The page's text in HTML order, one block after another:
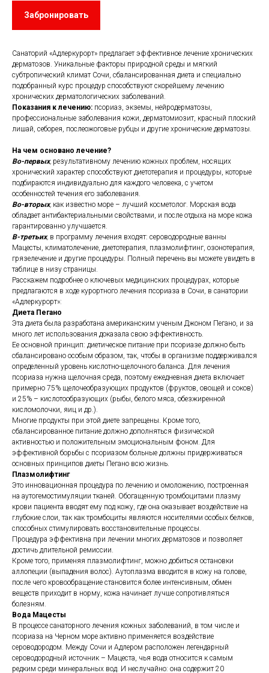
Забронировать
Санаторий «Адлеркурорт» предлагает эффективное лечение хронических
дерматозов. Уникальные факторы природной среды и мягкий
субтропический климат Сочи, сбалансированная диета и специально
подобранный курс процедур способствуют скорейшему лечению
хронических дерматологических заболеваний.
Показания к лечению: псориаз, экземы, нейродерматозы,
профессиональные заболевания кожи, дерматомиозит, красный плоский
лишай, себорея, послеожоговые рубцы и другие хронические дерматозы.
На чем основано лечение?
Во-первых, результативному лечению кожных проблем, носящих
хронический характер способствуют диетотерапия и процедуры, которые
подбираются индивидуально для каждого человека, с учетом
особенностей течения его заболевания.
Во-вторых, как известно море – лучший косметолог. Морская вода
обладает антибактериальными свойствами, и после отдыха на море кожа
гарантированно улучшается.
В-третьих, в программу лечения входят: сероводородные ванны
Мацесты, климатолечение, диетотерапия, плазмолифтинг, озонотерапия,
грязелечение и другие процедуры. Полный перечень вы можете увидеть в
таблице в низу страницы.
Расскажем подробнее о ключевых медицинских процедурах, которые
предлагаются в ходе курортного лечения псориаза в Сочи, в санатории
«Адлеркурорт»:
Диета Пегано
Эта диета была разработана американским ученым Джоном Пегано, и за
много лет использования доказала свою эффективность.
Ее основной принцип: диетическое питание при псориазе должно быть
сбалансировано особым образом, так, чтобы в организме поддерживался
определенный уровень кислотно-щелочного баланса. Для лечения
псориаза нужна щелочная среда, поэтому ежедневная диета включает
примерно 75% щелочеобразующих продуктов (фруктов, овощей и соков)
и 25% – кислотообразующих (рыбы, белого мяса, обезжиренной
кисломолочки, яиц и др.).
Многие продукты при этой диете запрещены. Кроме того,
сбалансированное питание должно дополняться физической
активностью и положительным эмоциональным фоном. Для
эффективной борьбы с псориазом больные должны придерживаться
основных принципов диеты Пегано всю жизнь.
Плазмолифтинг
Это инновационная процедура по лечению и омоложению, построенная
на аутогемостимуляции тканей. Обогащенную тромбоцитами плазму
крови пациента вводят ему под кожу, где она оказывает воздействие на
глубокие слои, так как тромбоциты являются носителями особых белков,
способных стимулировать восстановительные процессы.
Процедура эффективна при лечении многих дерматозов и позволяет
достичь длительной ремиссии.
Кроме того, применяя плазмолифтинг, можно добиться остановки
аллопеции (выпадения волос). Аутоплазма вводится в кожу на голове,
после чего кровообращение становится более интенсивным, обмен
веществ приходит в норму, кожа начинает лучше сопротивляться
болезням.
Вода Мацесты
В процессе санаторного лечения кожных заболеваний, в том числе и
псориаза на Черном море активно применяется воздействие
сероводородом. Между Сочи и Адлером расположен легендарный
сероводородный источник – Мацеста, чья вода относится к самым
редким среди минеральных вод. И неслучайно: она содержит 20